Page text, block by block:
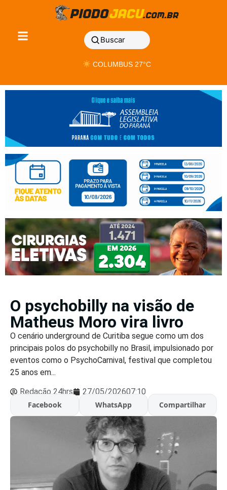
Buscar
COLUMBUS 27°C
O psychobilly na visão de
Matheus Moro vira livro
O cenário underground de Curitiba segue como um dos
principais polos do psychobilly no Brasil, impulsionado por
eventos como o PsychoCarnival, festival que completou
25 anos em...
Redação 24hrs 27/05/202607:10
Facebook
WhatsApp Compartilhar